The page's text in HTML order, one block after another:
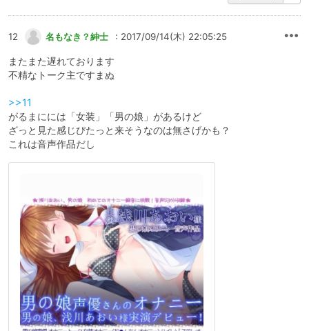
12 名もなき？紳士 : 2017/09/14(木) 22:05:25
またまた遅れております
不精なトーク主ですまぬ
>>11
がるまにには「女装」「男の娘」があるけど
ざっと見た感じぴたっと来そうなのは無さげかも？
これは音声作品だし